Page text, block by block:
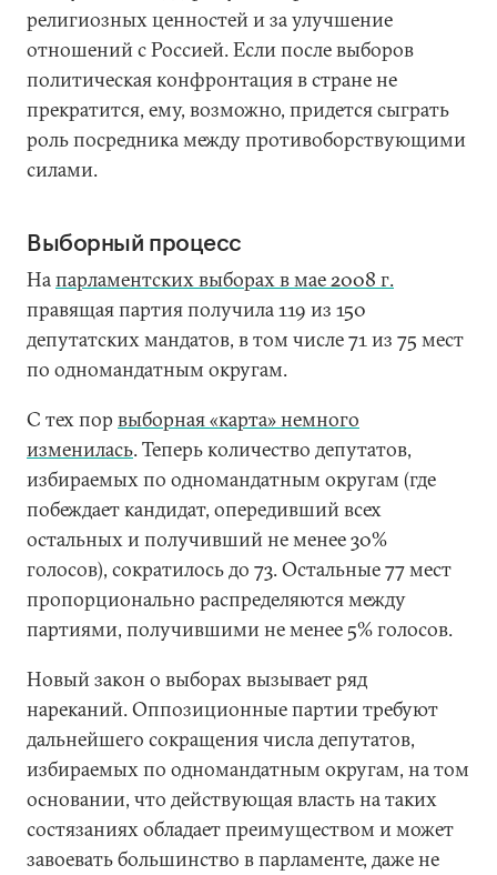
религиозных ценностей и за улучшение
отношений с Россией. Если после выборов
политическая конфронтация в стране не
прекратится, ему, возможно, придется сыграть
роль посредника между противоборствующими
силами.
Выборный процесс
Напарламентских выборах в мае 2008 г.
правящая партия получила 119 из 150
депутатских мандатов, в том числе 71 из 75 мест
по одномандатным округам.
С тех пор выборная «карта» немного
изменилась. Теперь количество депутатов,
избираемых по одномандатным округам (где
побеждает кандидат, опередивший всех
остальных и получивший не менее 30%
голосов), сократилось до 73. Остальные 77 мест
пропорционально распределяются между
партиями, получившими не менее 5% голосов.
Новый закон о выборах вызывает ряд
нареканий. Оппозиционные партии требуют
дальнейшего сокращения числа депутатов,
избираемых по одномандатным округам, на том
основании, что действующая власть на таких
состязаниях обладает преимуществом и может
завоевать большинство в парламенте, даже не